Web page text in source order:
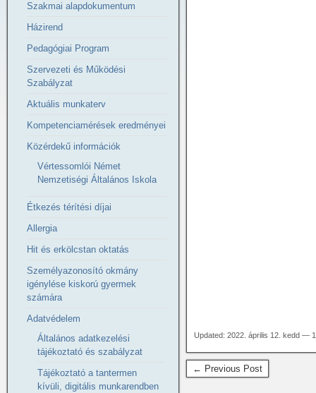
Updated: 2022. április 12. kedd —
← Previous Post
Szakmai alapdokumentum
Házirend
Pedagógiai Program
Szervezeti és Működési
Szabályzat
Aktuális munkaterv
Kompetenciamérések eredményei
Közérdekű információk
Vértessomlói Német
Nemzetiségi Általános Iskola
Étkezés térítési díjai
Allergia
Hit és erkölcstan oktatás
Személyazonosító okmány
igénylése kiskorú gyermek
számára
Adatvédelem
Általános adatkezelési
tájékoztató és szabályzat
Tájékoztató a tantermen
kívüli, digitális munkarendben